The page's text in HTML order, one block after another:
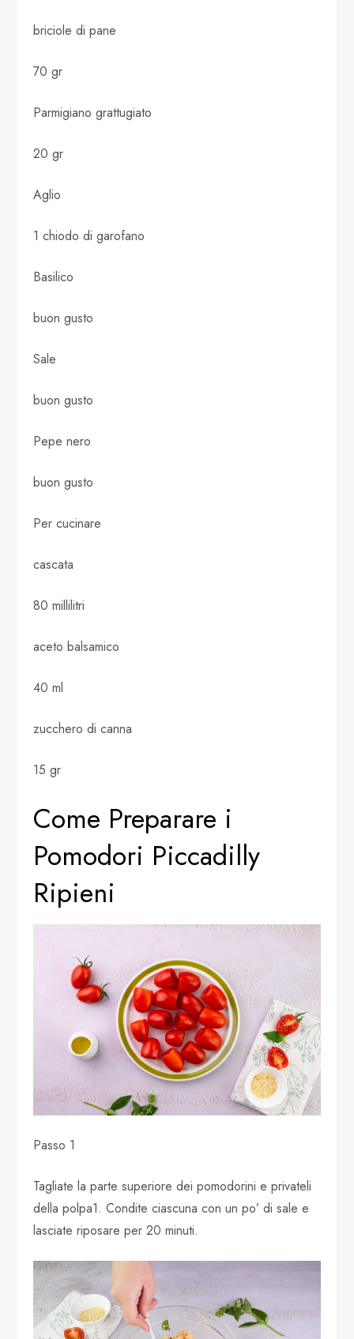
briciole di pane
70 gr
Parmigiano grattugiato
20 gr
Aglio
1 chiodo di garofano
Basilico
buon gusto
Sale
buon gusto
Pepe nero
buon gusto
Per cucinare
cascata
80 millilitri
aceto balsamico
40 ml
zucchero di canna
15 gr
Come Preparare i
Pomodori Piccadilly
Ripieni
Passo 1
Tagliate la parte superiore dei pomodorini e privateli
della polpa1. Condite ciascuna con un po’ di sale e
lasciate riposare per 20 minuti.